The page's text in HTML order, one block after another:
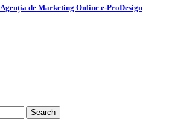
Agenția de Marketing Online e-ProDesign
Search